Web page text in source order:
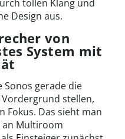
tollen Klang und
Design aus.
von
System mit
gerade die
stellen,
Fokus. Das sieht man
Multiroom